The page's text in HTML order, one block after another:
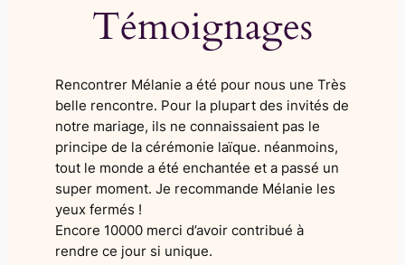
Témoignages
Rencontrer Mélanie a été pour nous une Très
belle rencontre. Pour la plupart des invités de
notre mariage, ils ne connaissaient pas le
principe de la cérémonie laïque. néanmoins,
tout le monde a été enchantée et a passé un
super moment. Je recommande Mélanie les
yeux fermés !
Encore 10000 merci d’avoir contribué à
rendre ce jour si unique.